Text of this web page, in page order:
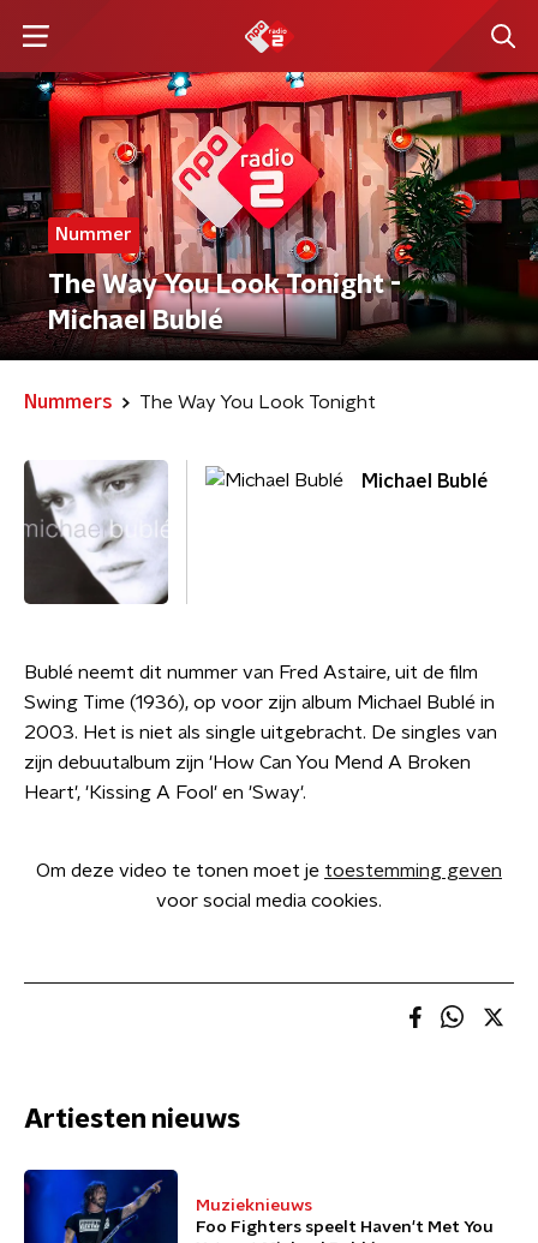
Nummer
The Way You Look Tonight -
Michael Bublé
Nummers The Way You Look Tonight
Michael Bublé
Bublé neemt dit nummer van Fred Astaire, uit de film
Swing Time (1936), op voor zijn album Michael Bublé in
2003. Het is niet als single uitgebracht. De singles van
zijn debuutalbum zijn 'How Can You Mend A Broken
Heart', 'Kissing A Fool' en 'Sway'.
Om deze video te tonen moet je toestemming geven
voor social media cookies.
Artiesten nieuws
Muzieknieuws
Foo Fighters speelt Haven't Met You